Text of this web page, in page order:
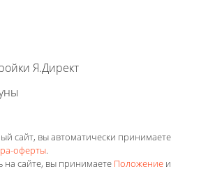
Я.Директ
сайт, вы автоматически принимаете
оферты.
на сайте, вы принимаете Положение и